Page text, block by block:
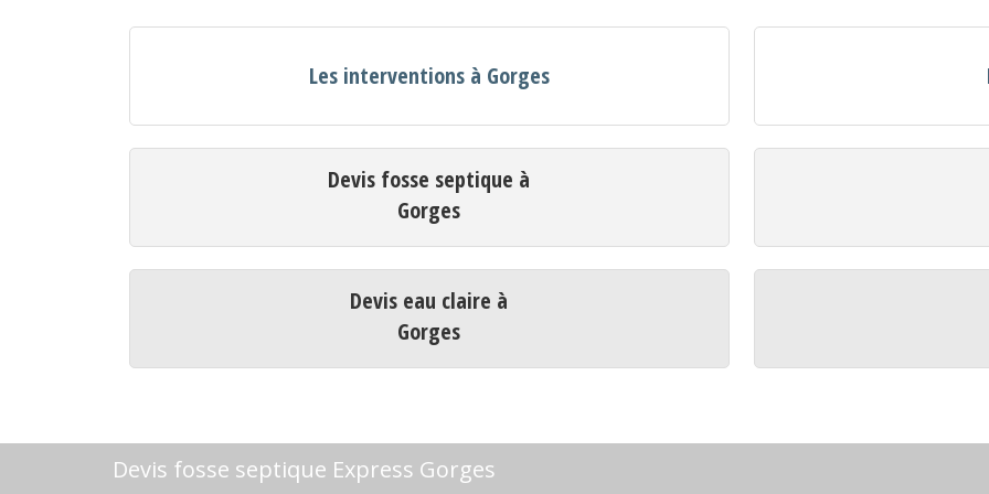
Les interventions à Gorges
Devis fosse septique à
Gorges
Devis eau claire à
Gorges
Devis fosse septique Express Gorges